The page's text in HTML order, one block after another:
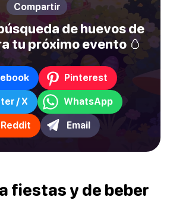
Compartir
de huevos de
tu próximo evento 🥚
Pinterest
/ X WhatsApp
Reddit Email
fiestas y de beber